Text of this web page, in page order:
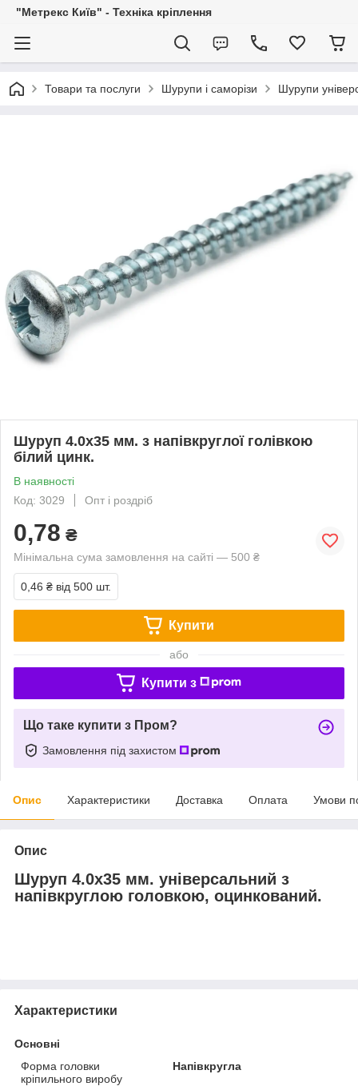
"Метрекс Київ" - Техніка кріплення
Товари та послуги Шурупи і саморізи Шурупи
Шуруп 4.0х35 мм. з напівкруглої голівкою
білий цинк.
В наявності
Код: 3029
Опт і роздріб
0,78 ₴
Мінімальна сума замовлення на сайті — 500 ₴
0,46 ₴ від 500 шт.
Купити
або
Купити з
Що таке купити з Пром?
Замовлення під захистом
Опис Характеристики Доставка Оплата Умови
Опис
Шуруп 4.0х35 мм. універсальний з
напівкруглою головкою, оцинкований.
Характеристики
Основні
Форма головки
кріпильного виробу
Напівкругла